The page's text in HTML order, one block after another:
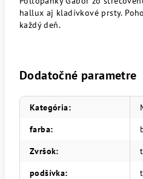
hallux aj kladívkové prsty.
každý deň.
Dodatočné parametre
Kategória:
farba:
Zvršok:
podšívka: